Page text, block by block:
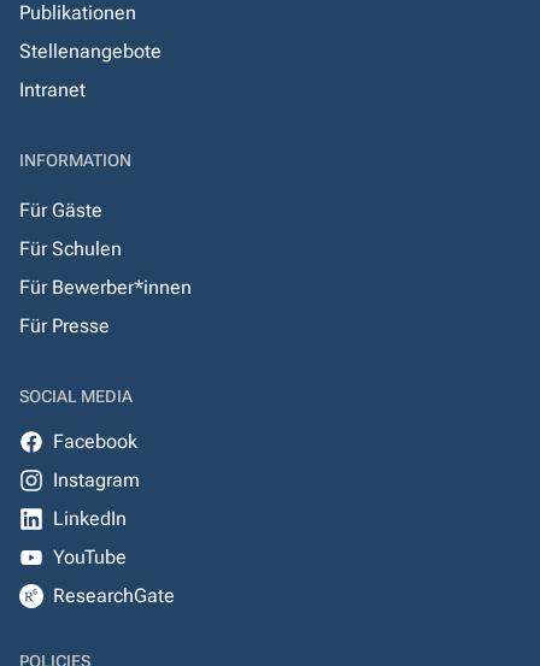
Publikationen
Stellenangebote
Intranet
INFORMATION
Für Gäste
Für Schulen
Für Bewerber*innen
Für Presse
SOCIAL MEDIA
Facebook
Instagram
LinkedIn
YouTube
ResearchGate
POLICIES